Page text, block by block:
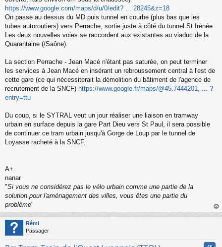
https://www.google.com/maps/d/u/0/edit? ... 28245&z=18
On passe au dessus du MD puis tunnel en courbe (plus bas que les
tubes autoroutiers) vers Perrache, sortie juste à côté du tunnel St Irénée.
Les deux nouvelles voies se raccordent aux existantes au viaduc de la
Quarantaine (/Saône).
La section Perrache - Jean Macé n'étant pas saturée, on peut terminer
les services à Jean Macé en insérant un rebroussement central à l'est de
cette gare (ce qui nécessiterait la démolition du bâtiment de l'agence de
recrutement de la SNCF) https://www.google.fr/maps/@45.7444201, ... ?
entry=ttu
Du coup, si le SYTRAL veut un jour réaliser une liaison en tramway
urbain en surface depuis la gare Part Dieu vers St Paul, il sera possible
de continuer ce tram urbain jusqu'à Gorge de Loup par le tunnel de
Loyasse racheté à la SNCF.
A+
nanar
"Si vous ne considérez pas le vélo urbain comme une partie de la
solution pour l'aménagement des villes, vous êtes une partie du
problème"
au
Rémi
Passager